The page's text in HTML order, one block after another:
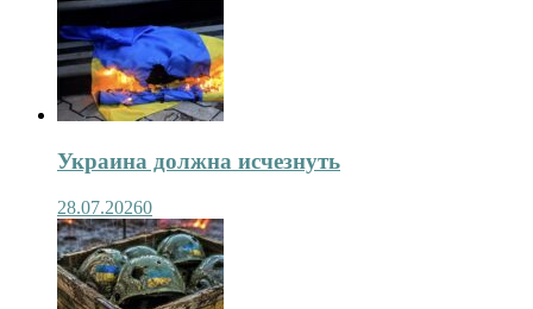
Украина должна исчезнуть
28.07.20260